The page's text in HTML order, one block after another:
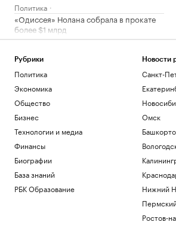
Политика
«Одиссея» Нолана собрала в прокате
более $1 млрд
Общество
Bloomberg узнал, когда планируют
завершить испытания «Золотого
купола»
Политика
Четыре доступных и понятных
инструмента диверсификации
накоплений
РБК и Сбер
Трамп попросил уйти с заседания
Госдепа раньше, чтобы «вести войну»
Политика
Испания ввела контроль на границе
для путешественников из Италии
Bloomberg узнал, что Украине грозит
Рубрики
Политика
Экономика
Общество
Бизнес
Технологии и медиа
Финансы
Биографии
База знаний
РБК Образование
Новости
Санкт-
Омск
Нижний
Ростов-